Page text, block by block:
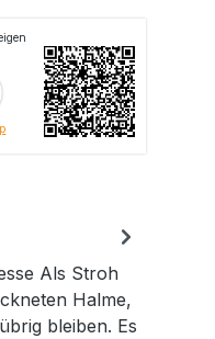
Als Stroh
Halme,
bleiben. Es